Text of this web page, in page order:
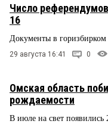
Число
16
Документы в
29 августа 16:41 0
Омская область
рождаемости
В июле на свет появились